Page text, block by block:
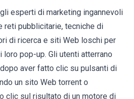
esperti di marketing ingannevoli
reti pubblicitarie, tecniche di
di ricerca e siti Web loschi per
pop-up. Gli utenti atterrano
aver fatto clic su pulsanti di
un sito Web torrent o
clic sul risultato di un motore di